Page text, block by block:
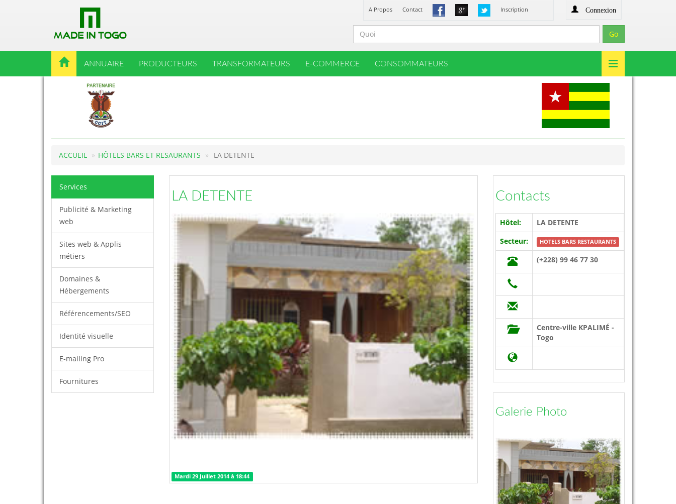
A Propos Contact Inscription Connexion
ANNUAIRE PRODUCTEURS TRANSFORMATEURS E-COMMERCE CONSOMMATEURS
ACCUEIL HÔTELS BARS ET RESAURANTS LA DETENTE
Services
Publicité & Marketing
web
Sites web & Applis
métiers
Domaines &
Hébergements
Référencements/SEO
Identité visuelle
E-mailing Pro
Fournitures
LA DETENTE
Mardi 29 Juillet 2014 à 18:44
Contacts
Hôtel:
LA DETENTE
Secteur:
HOTELS BARS RESTAURANTS
(+228) 99 46 77 30
Centre-ville KPALIMÉ -
Togo
Galerie Photo